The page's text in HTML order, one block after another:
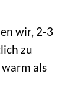
wir, 2-3
zu
als